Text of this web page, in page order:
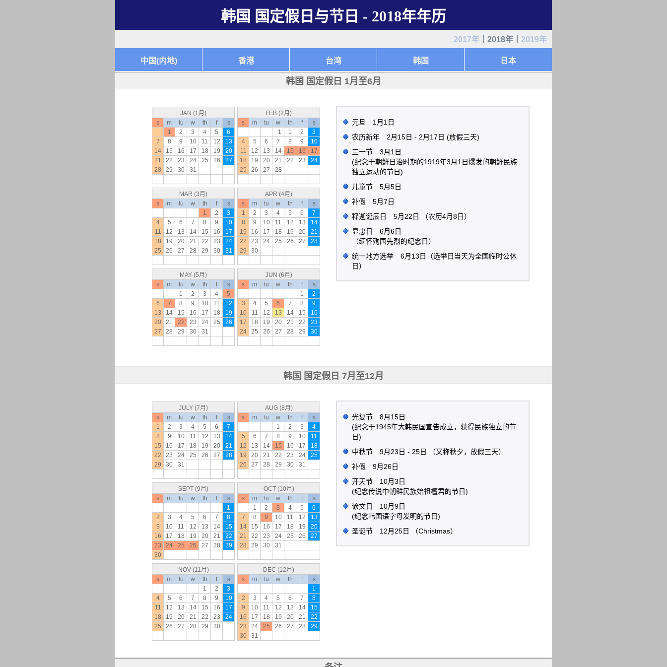
韩国 国定假日与节日 - 2018年年历
2017年 ｜2018年｜ 2019年
中国(内地) 香港 台湾 韩国 日本
韩国 国定假日 1月至6月
JAN (1月)
s
m tu w th f
s
1
2 3 4 5
6
7
8 9 10 11 12
13
14
15 16 17 18 19
20
21
22 23 24 25 26
27
28
29 30 31
FEB (2月)
s
m tu w th f
s
1
1 2
3
4
5 6 7 8 9
10
11
12 13 14 15 16
17
18
19 20 21 22 23
24
25
26 27 28
MAR (3月)
s
m tu w th f
s
1
2
3
4
5 6 7 8 9
10
11
12 13 14 15 16
17
18
19 20 21 22 23
24
25
26 27 28 29 30 31
APR (4月)
s
m tu w th f
s
1
2 3 4 5 6
7
8
9 10 11 12 13
14
15
16 17 18 19 20
21
22
23 24 25 26 27
28
29
30
MAY (5月)
s
m tu w th f
s
1
2 3 4
5
6
7 8 9 10 11
12
13
14 15 16 17 18
19
20
21 22 23 24 25
26
27
28 29 30 31
JUN (6月)
s
m tu w th f
s
1
2
3
4 5 6 7 8
9
10
11 12 13 14 15
16
17
18 19 20 21 22
23
24
25 26 27 28 29 30
元旦 1月1日
农历新年 2月15日 - 2月17日 (放假三天)
三一节 3月1日
(纪念于朝鲜日治时期的1919年3月1日爆发的朝鲜民族
独立运动的节日)
儿童节 5月5日
补假 5月7日
释迦诞辰日 5月22日 （农历4月8日）
显忠日 6月6日
（缅怀殉国先烈的纪念日）
统一地方选举 6月13日（选举日当天为全国临时公休
日）
韩国 国定假日 7月至12月
JULY (7月)
s
m tu w th f
s
1
2 3 4 5 6
7
8
9 10 11 12 13
14
15
16 17 18 19 20
21
22
23 24 25 26 27
28
29
30 31
AUG (8月)
s
m tu w th f
s
1
2 3
4
5
6 7 8 9 10
11
12
13 14 15 16 17
18
19
20 21 22 23 24
25
26
27 28 29 30 31
SEPT (9月)
s
m tu w th f
s
1
2
3 4 5 6 7
8
9
10 11 12 13 14
15
16
17 18 19 20 21
22
23
24 25 26 27 28
29
30
OCT (10月)
s
m tu w th f
s
1
2 3 4 5
6
7
8 9 10 11 12
13
14
15 16 17 18 19
20
21
22 23 24 25 26
27
28
29 30 31
NOV (11月)
s
m tu w th f
s
1
2
3
4
5 6 7 8 9
10
11
12 13 14 15 16
17
18
19 20 21 22 23
24
25
26 27 28 29 30
DEC (12月)
s
m tu w th f
s
1
2
3 4 5 6 7
8
9
10 11 12 13 14
15
16
17 18 19 20 21
22
23
24 25 26 27 28
29
30
31
光复节 8月15日
(纪念于1945年大韩民国宣告成立，获得民族独立的节
日)
中秋节 9月23日 - 25日 （又称秋夕，放假三天）
补假 9月26日
开天节 10月3日
(纪念传说中朝鲜民族始祖檀君的节日)
谚文日 10月9日
(纪念韩国语字母发明的节日)
圣诞节 12月25日 （Christmas）